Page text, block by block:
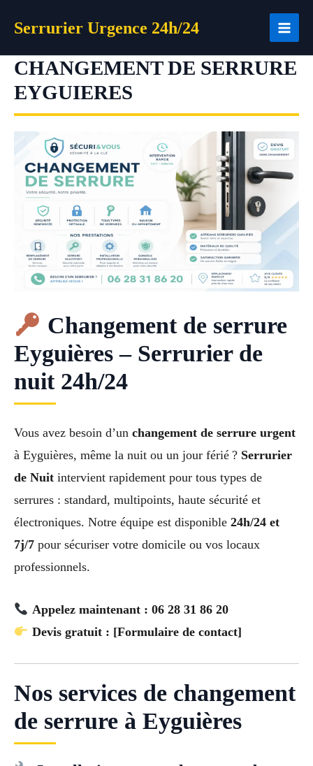
Serrurier Urgence 24h/24
CHANGEMENT DE SERRURE
EYGUIERES
Changement de serrure
Eyguières – Serrurier de
nuit 24h/24
Vous avez besoin d’un changement de serrure urgent
à Eyguières, même la nuit ou un jour férié ? Serrurier
de Nuit intervient rapidement pour tous types de
serrures : standard, multipoints, haute sécurité et
électroniques. Notre équipe est disponible 24h/24 et
7j/7 pour sécuriser votre domicile ou vos locaux
professionnels.
Appelez maintenant : 06 28 31 86 20
Devis gratuit : [Formulaire de contact]
Nos services de changement
de serrure à Eyguières